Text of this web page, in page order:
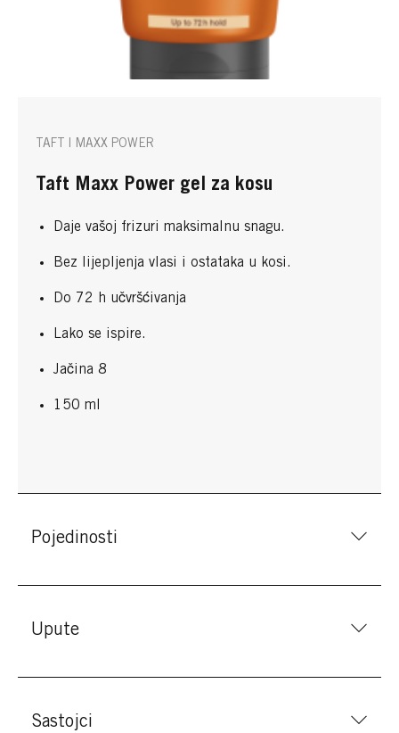
TAFT | MAXX POWER
Taft Maxx Power gel za kosu
Daje vašoj frizuri maksimalnu snagu.
Bez lijepljenja vlasi i ostataka u kosi.
Do 72 h učvršćivanja
Lako se ispire.
Jačina 8
150 ml
Pojedinosti
Upute
Sastojci